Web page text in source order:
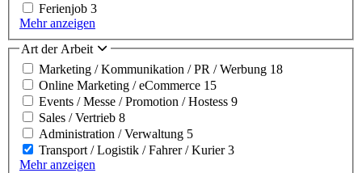
Ferienjob 3
Mehr anzeigen
Art der Arbeit
Marketing / Kommunikation / PR / Werbung 18
Online Marketing / eCommerce 15
Events / Messe / Promotion / Hostess 9
Sales / Vertrieb 8
Administration / Verwaltung 5
Transport / Logistik / Fahrer / Kurier3
Mehr anzeigen